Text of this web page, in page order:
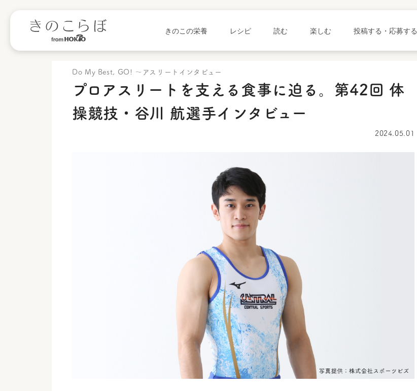
きのこの栄養 レシピ 読む 楽しむ 投稿する・応募する
Do My Best, GO! 〜アスリートインタビュー
プロアスリートを支える食事に迫る。第42回 体
操競技・谷川 航選手インタビュー
2024.05.01